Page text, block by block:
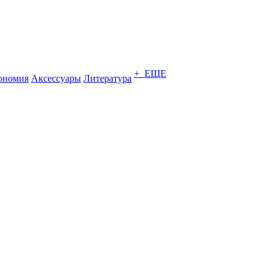
Аксессуары Литература + ЕЩЕ